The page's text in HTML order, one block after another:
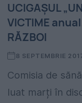
UCIGAȘUL
VICTIME
RĂZBOI
8 SEPTEMBRIE
Comisia de
luat marți în